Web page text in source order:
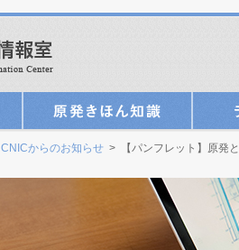
CNICからのお知らせ > 【パンフレット】原発